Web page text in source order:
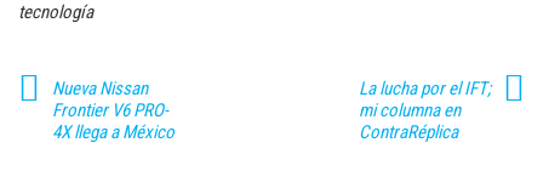
tecnología
Nueva Nissan
Frontier V6 PRO-
4X llega a México
La lucha por el IFT;
mi columna en
ContraRéplica